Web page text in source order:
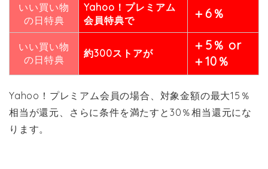
いい買い物
の日特典
Yahoo！プレミアム
会員特典で
＋6％
いい買い物
の日特典
約300ストアが
＋5％ or
＋10％
Yahoo！プレミアム会員の場合、対象金額の最大15％
相当が還元、さらに条件を満たすと30％相当還元にな
ります。